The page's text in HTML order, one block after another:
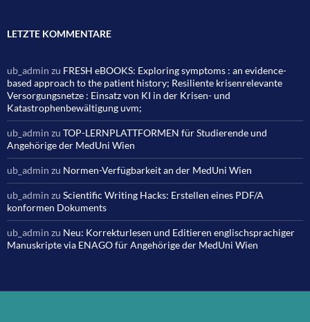
LETZTE KOMMENTARE
ub_admin zu FRESH eBOOKS: Exploring symptoms : an evidence-
based approach to the patient history; Resiliente krisenrelevante
Versorgungsnetze : Einsatz von KI in der Krisen- und
Katastrophenbewältigung uvm;
ub_admin zu TOP-LERNPLATTFORMEN für Studierende und
Angehörige der MedUni Wien
ub_admin zu Normen-Verfügbarkeit an der MedUni Wien
ub_admin zu Scientific Writing Hacks: Erstellen eines PDF/A
konformen Dokuments
ub_admin zu Neu: Korrekturlesen und Editieren englischsprachiger
Manuskripte via ENAGO für Angehörige der MedUni Wien